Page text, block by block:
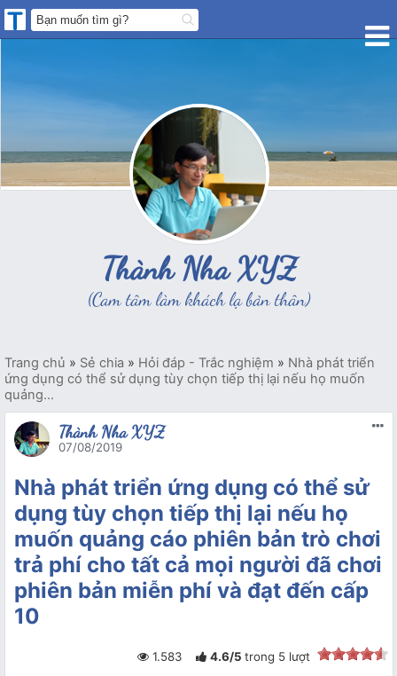
Thành Nha XYZ
(Cam tâm làm khách lạ bản thân)
Trang chủ » Sẻ chia » Hỏi đáp - Trắc nghiệm » Nhà phát triển
ứng dụng có thể sử dụng tùy chọn tiếp thị lại nếu họ muốn
quảng...
Thành Nha XYZ
07/08/2019
Nhà phát triển ứng dụng có thể sử
dụng tùy chọn tiếp thị lại nếu họ
muốn quảng cáo phiên bản trò chơi
trả phí cho tất cả mọi người đã chơi
phiên bản miễn phí và đạt đến cấp
10
1.583 4.6/5 trong 5lượt